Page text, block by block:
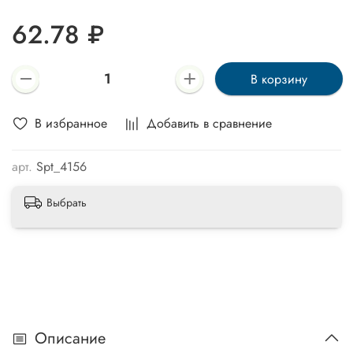
В избранное Добавить в сравнение
арт. Spt_4156
62.78 ₽
В корзину
Выбрать
Описание